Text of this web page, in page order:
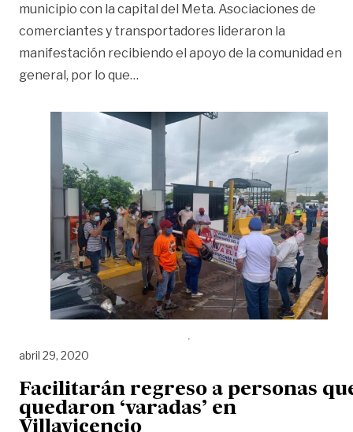
municipio con la capital del Meta. Asociaciones de
comerciantes y transportadores lideraron la
manifestación recibiendo el apoyo de la comunidad en
general, por lo que…
abril 29, 2020
Facilitarán regreso a personas
quedaron ‘varadas’ en
Villavicencio